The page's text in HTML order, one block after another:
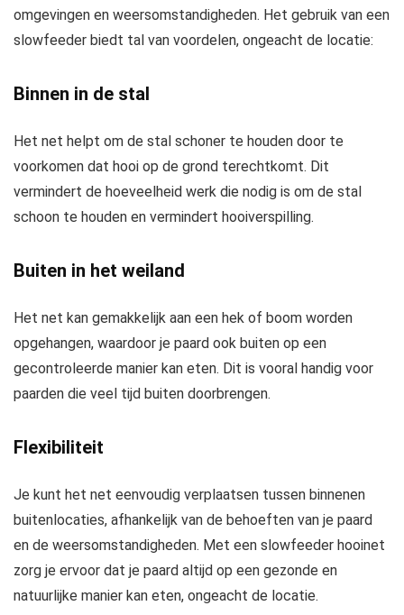
omgevingen en weersomstandigheden. Het gebruik van een
slowfeeder biedt tal van voordelen, ongeacht de locatie:
Binnen in de stal
Het net helpt om de stal schoner te houden door te
voorkomen dat hooi op de grond terechtkomt. Dit
vermindert de hoeveelheid werk die nodig is om de stal
schoon te houden en vermindert hooiverspilling.
Buiten in het weiland
Het net kan gemakkelijk aan een hek of boom worden
opgehangen, waardoor je paard ook buiten op een
gecontroleerde manier kan eten. Dit is vooral handig voor
paarden die veel tijd buiten doorbrengen.
Flexibiliteit
Je kunt het net eenvoudig verplaatsen tussen binnenen
buitenlocaties, afhankelijk van de behoeften van je paard
en de weersomstandigheden. Met een slowfeeder hooinet
zorg je ervoor dat je paard altijd op een gezonde en
natuurlijke manier kan eten, ongeacht de locatie.